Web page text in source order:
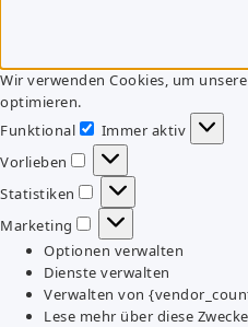
Wir verwenden Cookies, um
optimieren.
Funktional
Funktional
Immer aktiv
Vorlieben
Vorlieben
Statistiken
Statistiken
Marketing
Marketing
Optionen verwalten
Dienste verwalten
Verwalten von
Lese mehr über diese Zwecke